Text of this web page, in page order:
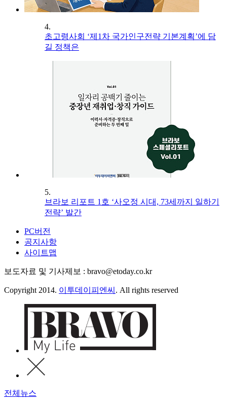
4.
초고령사회 ‘제1차 국가인구전략 기본계획’에 담
길 정책은
5.
브라보 리포트 1호 ‘사오정 시대, 73세까지 일하기
전략’ 발간
PC버전
공지사항
사이트맵
보도자료 및 기사제보 : bravo@etoday.co.kr
Copyright 2014. 이투데이피엔씨 . All rights reserved
전체뉴스